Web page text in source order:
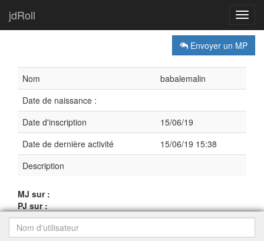
jdRoll
Envoyer un MP
Nom
babalemalin
Date de naissance :
Date d'inscription
15/06/19
Date de dernière activité
15/06/19 15:38
Description
MJ sur :
PJ sur :